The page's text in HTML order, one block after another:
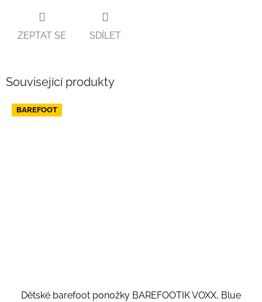
ZEPTAT SE SDÍLET
Související produkty
BAREFOOT
Dětské barefoot ponožky BAREFOOTIK VOXX, Blue